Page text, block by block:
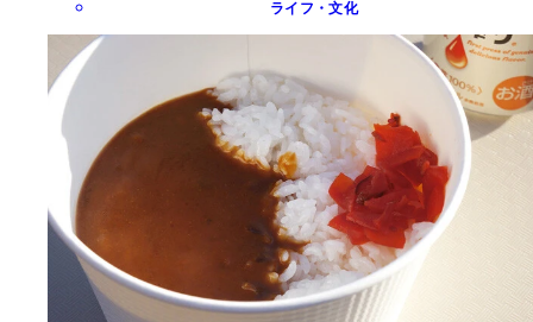
ライフ・文化